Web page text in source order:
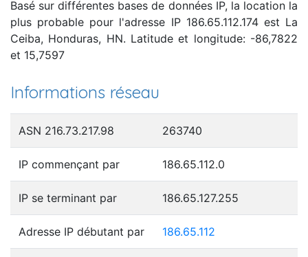
Basé sur différentes bases de données IP, la location la
plus probable pour l'adresse IP 186.65.112.174 est La
Ceiba, Honduras, HN. Latitude et longitude: -86,7822
et 15,7597
Informations réseau
ASN 216.73.217.98 263740
IP commençant par 186.65.112.0
IP se terminant par 186.65.127.255
Adresse IP débutant par 186.65.112